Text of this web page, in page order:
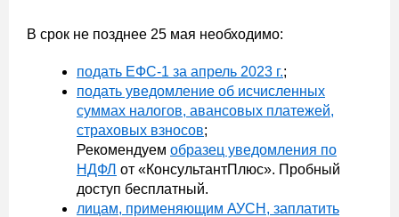
В срок не позднее 25 мая необходимо:
подать ЕФС-1 за апрель 2023 г.;
подать уведомление об исчисленных
суммах налогов, авансовых платежей,
страховых взносов;
Рекомендуем образец уведомления по
НДФЛ от «КонсультантПлюс». Пробный
доступ бесплатный.
лицам, применяющим АУСН, заплатить